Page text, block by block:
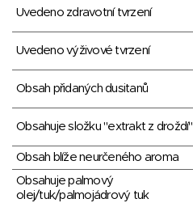
Uvedeno zdravotní tvrzení
Uvedeno výživové tvrzení
Obsah přidaných dusitanů
Obsahuje složku "extrakt z droždí"
Obsah blíže neurčeného aroma
Obsahuje palmový
olej/tuk/palmojádrový tuk